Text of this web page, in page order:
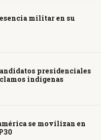
militar en su
presidenciales
indígenas
se movilizan en